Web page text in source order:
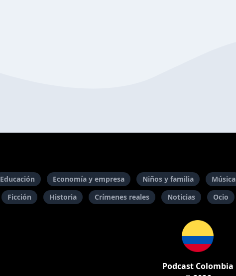
Educación Economía y empresa Niños y familia Música
Ficción Historia Crímenes reales Noticias Ocio
Podcast Colombia